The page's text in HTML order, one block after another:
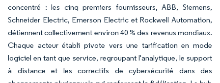
concentré : les cinq premiers fournisseurs, ABB, Siemens,
Schneider Electric, Emerson Electric et Rockwell Automation,
détiennent collectivement environ 40 % des revenus mondiaux.
Chaque acteur établi pivote vers une tarification en mode
logiciel en tant que service, regroupant l'analytique, le support
à distance et les correctifs de cybersécurité dans des